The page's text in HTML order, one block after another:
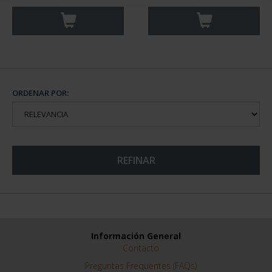
ORDENAR POR:
REFINAR
Información General
Contacto
Preguntas Frequentes (FAQs)